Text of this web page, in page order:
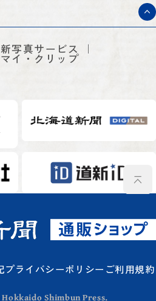
写真サービス
マイ・クリップ
プライバシーポリシー ご利用規約
Shimbun Press.